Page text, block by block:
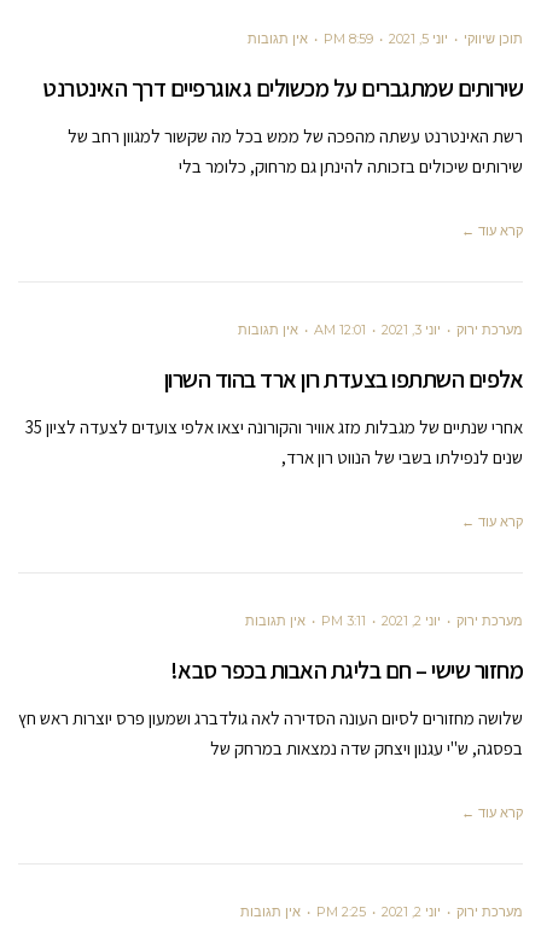
תוכן שיווקי יוני 5, 2021 8:59 PM אין תגובות
שירותים שמתגברים על מכשולים גאוגרפיים דרך האינטרנט
רשת האינטרנט עשתה מהפכה של ממש בכל מה שקשור למגוון רחב של
שירותים שיכולים בזכותה להינתן גם מרחוק, כלומר בלי
קרא עוד ←
מערכת ירוק יוני 3, 2021 12:01 AM אין תגובות
אלפים השתתפו בצעדת רון ארד בהוד השרון
אחרי שנתיים של מגבלות מזג אוויר והקורונה יצאו אלפי צועדים לצעדה לציון 35
שנים לנפילתו בשבי של הנווט רון ארד,
קרא עוד ←
מערכת ירוק יוני 2, 2021 3:11 PM אין תגובות
מחזור שישי – חם בליגת האבות בכפר סבא!
שלושה מחזורים לסיום העונה הסדירה לאה גולדברג ושמעון פרס יוצרות ראש חץ
בפסגה, ש"י עגנון ויצחק שדה נמצאות במרחק של
קרא עוד ←
מערכת ירוק יוני 2, 2021 2:25 PM אין תגובות